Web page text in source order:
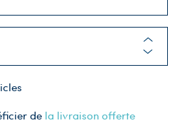
de la livraison offerte